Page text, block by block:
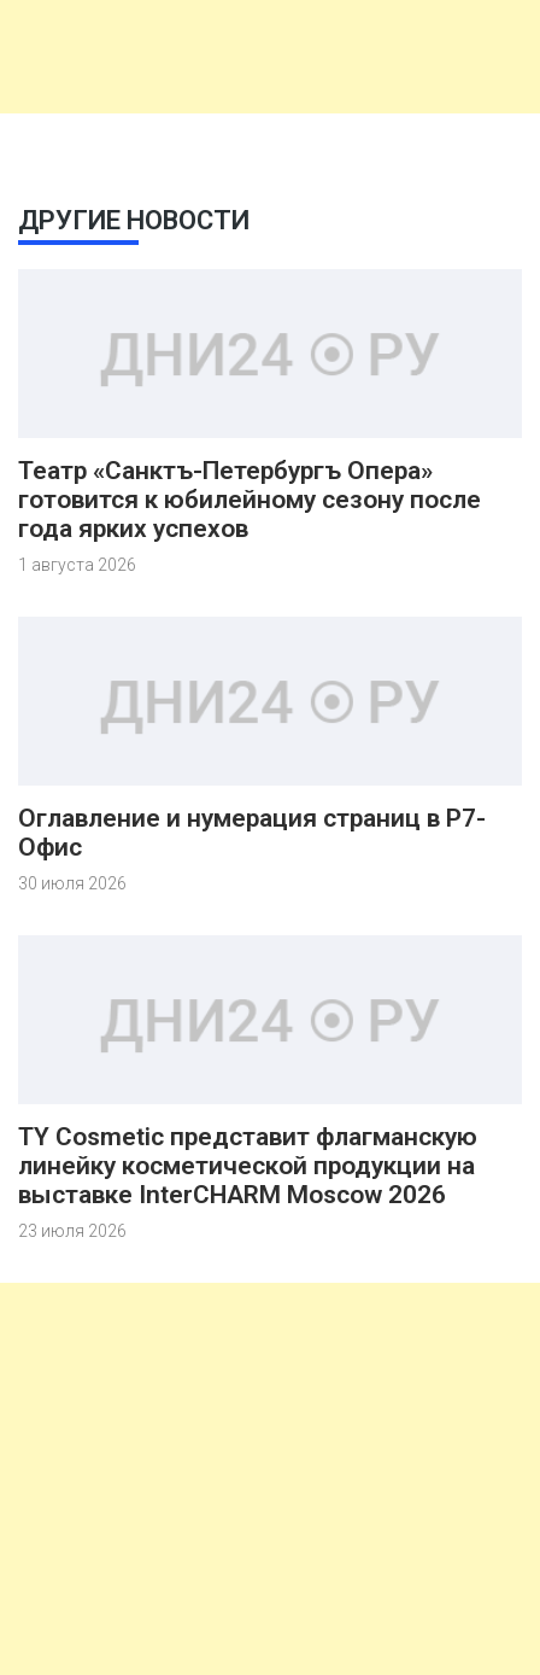
ДРУГИЕ НОВОСТИ
Театр «Санктъ-Петербургъ Опера»
готовится к юбилейному сезону после
года ярких успехов
1 августа 2026
Оглавление и нумерация страниц в Р7-
Офис
30 июля 2026
TY Cosmetic представит флагманскую
линейку косметической продукции на
выставке InterCHARM Moscow 2026
23 июля 2026